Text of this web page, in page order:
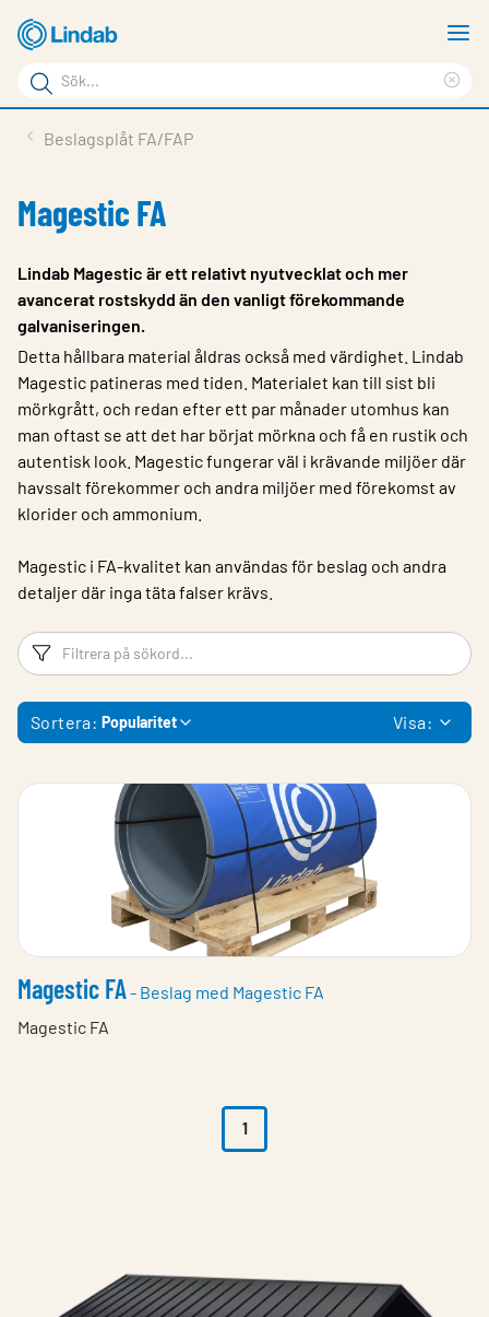
Hoppa
till
huvudinnehållet
Sökord
Sök
på
Service & Support
Om Lindab
Kontakt
Logga in
Choose languge
Sweden
Beslagsplåt FA/FAP
Magestic FA
Lindab Magestic är ett relativt nyutvecklat och mer
avancerat rostskydd än den vanligt förekommande
galvaniseringen.
Detta hållbara material åldras också med värdighet. Lindab
Magestic patineras med tiden. Materialet kan till sist bli
mörkgrått, och redan efter ett par månader utomhus kan
man oftast se att det har börjat mörkna och få en rustik och
autentisk look. Magestic fungerar väl i krävande miljöer där
havssalt förekommer och andra miljöer med förekomst av
klorider och ammonium.
Magestic i FA-kvalitet kan användas för beslag och andra
detaljer där inga täta falser krävs. ​
Filtreringsord
Sortera: Popularitet Visa:
Magestic FA- Beslag med Magestic FA
Magestic FA
1